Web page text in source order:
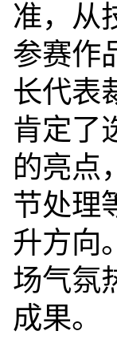
准，从
参赛作
长代表
肯定了
的亮点
节处理
升方向
场气氛
成果。